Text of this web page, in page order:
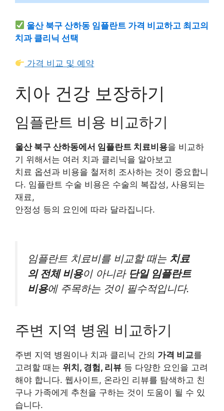
울산 북구 산하동 임플란트 가격 비교하고 최고의
치과 클리닉 선택
가격 비교 및 예약
치아 건강 보장하기
임플란트 비용 비교하기
울산 북구 산하동에서 임플란트 치료비용을 비교하
기 위해서는 여러 치과 클리닉을 알아보고
치료 옵션과 비용을 철저히 조사하는 것이 중요합니
다. 임플란트 수술 비용은 수술의 복잡성, 사용되는
재료,
안정성 등의 요인에 따라 달라집니다.
임플란트 치료비를 비교할 때는 치료
의 전체 비용이 아니라 단일 임플란트
비용에 주목하는 것이 필수적입니다.
주변 지역 병원 비교하기
주변 지역 병원이나 치과 클리닉 간의 가격 비교를
고려할 때는 위치, 경험, 리뷰 등 다양한 요인을 고려
해야 합니다. 웹사이트, 온라인 리뷰를 탐색하고 친
구나 가족에게 추천을 구하는 것이 도움이 될 수 있
습니다.